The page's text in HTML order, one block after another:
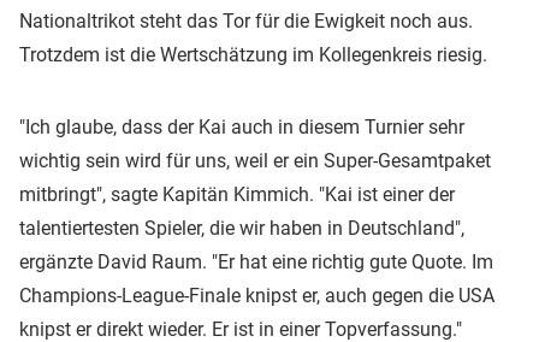
Nationaltrikot steht das Tor für die Ewigkeit noch aus.
Trotzdem ist die Wertschätzung im Kollegenkreis riesig.
"Ich glaube, dass der Kai auch in diesem Turnier sehr
wichtig sein wird für uns, weil er ein Super-Gesamtpaket
mitbringt", sagte Kapitän Kimmich. "Kai ist einer der
talentiertesten Spieler, die wir haben in Deutschland",
ergänzte David Raum. "Er hat eine richtig gute Quote. Im
Champions-League-Finale knipst er, auch gegen die USA
knipst er direkt wieder. Er ist in einer Topverfassung."